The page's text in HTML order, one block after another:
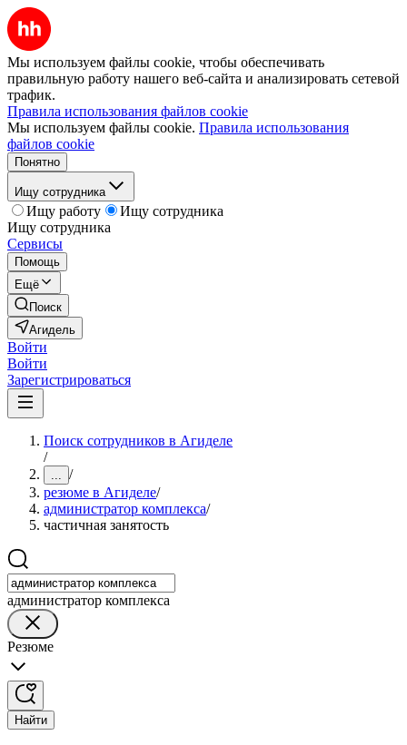
Мы используем файлы cookie, чтобы обеспечивать
правильную работу нашего веб-сайта и анализировать сетевой
трафик.
Правила использования файлов cookie
Мы используем файлы cookie. Правила использования
файлов cookie
Понятно
Ищу сотрудника
Ищу работу
Ищу сотрудника
Ищу сотрудника
Сервисы
Помощь
Ещё
Поиск
Агидель
Войти
Войти
Зарегистрироваться
Поиск сотрудников в Агиделе
/
... /
резюме в Агиделе/
администратор комплекса/
частичная занятость
администратор комплекса
Резюме
Найти